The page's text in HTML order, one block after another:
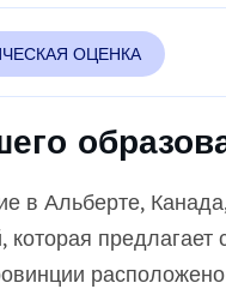
ОЦЕНКА
в Альберте,
которая